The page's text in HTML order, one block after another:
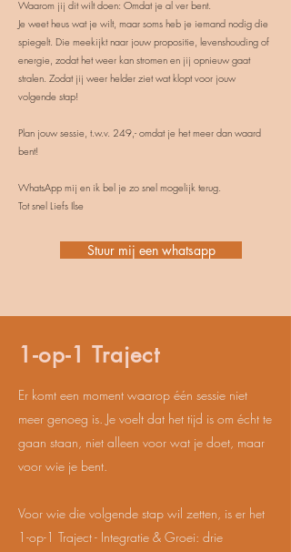
Waarom jij dit wilt doen: Omdat je al ver bent.
Je weet heus wat je wilt, maar soms heb je iemand nodig die
spiegelt. Die meekijkt naar jouw propositie, levenshouding of
energie, zodat het weer kan stromen en jij opnieuw gaat
stralen. Zodat jij weer helder ziet wat klopt voor jouw
volgende stap!
Plan jouw sessie, t.w.v. 249,- omdat je het meer dan waard
bent!
WhatsApp mij en ik bel je zo snel mogelijk terug.
Tot snel Liefs Ilse
Stuur mij een whatsapp
1-op-1 Traject
Er komt een moment waarop één sessie niet
meer genoeg is. Je voelt dat het tijd is om écht te
gaan staan, niet alleen voor wat je doet, maar
voor wie je bent.
Voor wie die volgende stap wil zetten, is er het
1-op-1 Traject - Integratie & Groei: drie